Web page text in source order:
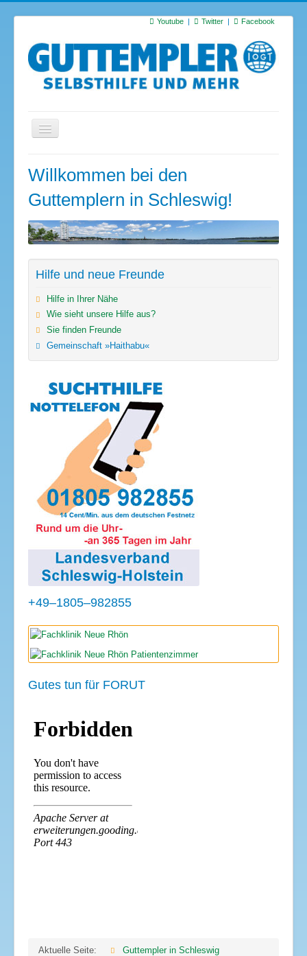
Youtube Twitter Facebook
Suchen
S
Willkommen bei den
Guttemplern in Schleswig!
Hilfe und neue Freunde
Hilfe in Ihrer Nähe
Wie sieht unsere Hilfe aus?
Sie finden Freunde
Gemeinschaft »Haithabu«
+49–1805–982855
Gutes tun für FORUT
Aktuelle Seite:
Guttempler in Schleswig